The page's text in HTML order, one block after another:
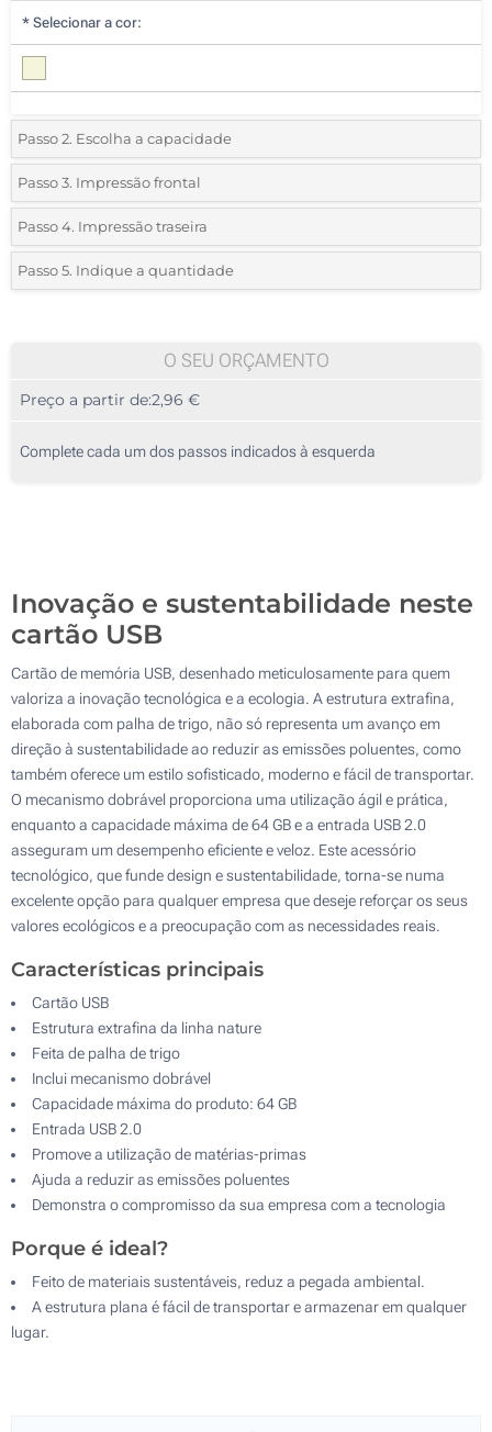
* Selecionar a cor:
Passo 2. Escolha a capacidade
2 GB
4 GB
8 GB
64 GB
Passo 3. Impressão frontal
*Selecione a técnica de personalização e o número de cores do seu
logotipo:
Impressão Digital
Passo 4. Impressão traseira
*Selecione a técnica de personalização e o número de cores do seu
logotipo:
Passo 5. Indique a quantidade
200
500
O SEU ORÇAMENTO
Preço a partir de:2,96 €
Complete cada um dos passos indicados à esquerda
Inovação e sustentabilidade neste
cartão USB
Cartão de memória USB, desenhado meticulosamente para quem
valoriza a inovação tecnológica e a ecologia. A estrutura extrafina,
elaborada com palha de trigo, não só representa um avanço em
direção à sustentabilidade ao reduzir as emissões poluentes, como
também oferece um estilo sofisticado, moderno e fácil de transportar.
O mecanismo dobrável proporciona uma utilização ágil e prática,
enquanto a capacidade máxima de 64 GB e a entrada USB 2.0
asseguram um desempenho eficiente e veloz. Este acessório
tecnológico, que funde design e sustentabilidade, torna-se numa
excelente opção para qualquer empresa que deseje reforçar os seus
valores ecológicos e a preocupação com as necessidades reais.
Características principais
Cartão USB
Estrutura extrafina da linha nature
Feita de palha de trigo
Inclui mecanismo dobrável
Capacidade máxima do produto: 64 GB
Entrada USB 2.0
Promove a utilização de matérias-primas
Ajuda a reduzir as emissões poluentes
Demonstra o compromisso da sua empresa com a tecnologia
Porque é ideal?
Feito de materiais sustentáveis, reduz a pegada ambiental.
A estrutura plana é fácil de transportar e armazenar em qualquer
lugar.